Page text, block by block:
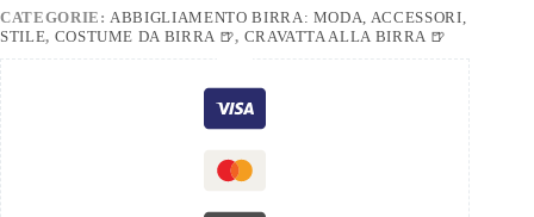
CATEGORIE: ABBIGLIAMENTO BIRRA: MODA, ACCESSORI,
STILE, COSTUME DA BIRRA 🍺, CRAVATTA ALLA BIRRA 🍺